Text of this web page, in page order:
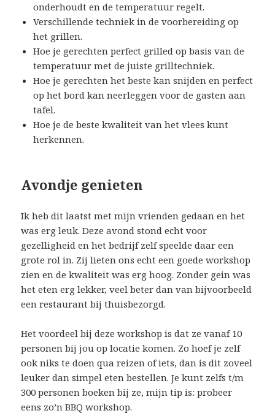
onderhoudt en de temperatuur regelt.
Verschillende techniek in de voorbereiding op
het grillen.
Hoe je gerechten perfect grilled op basis van de
temperatuur met de juiste grilltechniek.
Hoe je gerechten het beste kan snijden en perfect
op het bord kan neerleggen voor de gasten aan
tafel.
Hoe je de beste kwaliteit van het vlees kunt
herkennen.
Avondje genieten
Ik heb dit laatst met mijn vrienden gedaan en het
was erg leuk. Deze avond stond echt voor
gezelligheid en het bedrijf zelf speelde daar een
grote rol in. Zij lieten ons echt een goede workshop
zien en de kwaliteit was erg hoog. Zonder gein was
het eten erg lekker, veel beter dan van bijvoorbeeld
een restaurant bij thuisbezorgd.
Het voordeel bij deze workshop is dat ze vanaf 10
personen bij jou op locatie komen. Zo hoef je zelf
ook niks te doen qua reizen of iets, dan is dit zoveel
leuker dan simpel eten bestellen. Je kunt zelfs t/m
300 personen boeken bij ze, mijn tip is: probeer
eens zo’n BBQ workshop.